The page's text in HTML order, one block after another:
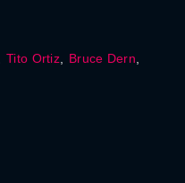
Tito Ortiz Bruce Dern